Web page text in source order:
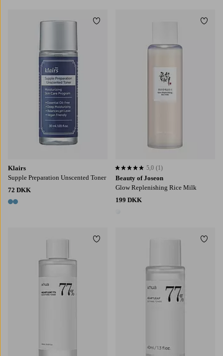
Klairs
Supple Preparation Unscented Toner
72 DKK
2 farver
Tilføj til favoritter
Beauty of Joseon
Glow Replenishing Rice Milk
199 DKK
5,0 baseret på 1 bedømmelser
5,0 (1)
Tilføj til favoritter